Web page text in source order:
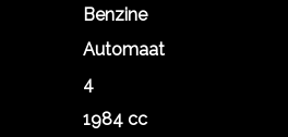
Benzine
Automaat
4
1984 cc